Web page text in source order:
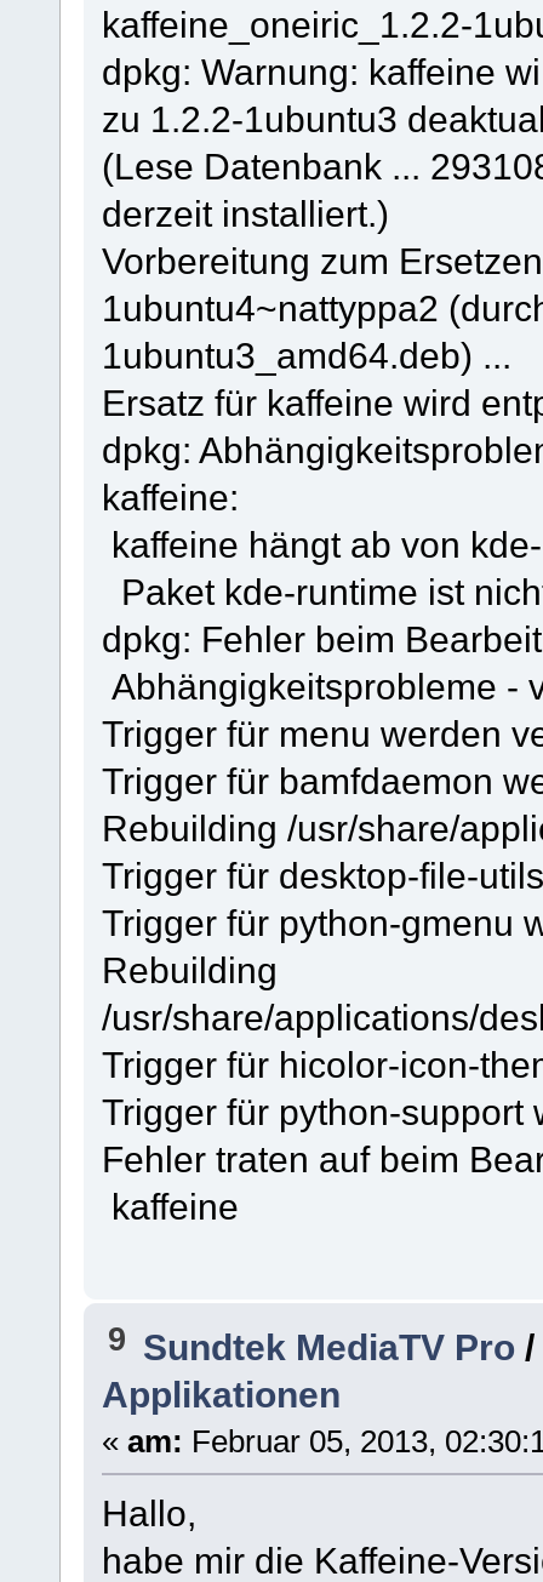
kaffeine_oneiric_1.2.2-
dpkg: Warnung: kaffeine
zu 1.2.2-1ubuntu3
(Lese Datenbank ...
derzeit installiert.)
Vorbereitung zum
1ubuntu4~nattyppa2
1ubuntu3_amd64.deb) ...
Ersatz für kaffeine wird
dpkg:
kaffeine:
kaffeine hängt ab von
Paket kde-runtime ist
dpkg: Fehler beim
Abhängigkeitsprobleme -
Trigger für menu werden
Trigger für bamfdaemon
Rebuilding /usr/share/
Trigger für desktop-file-
Trigger für python-gmenu
Rebuilding
/usr/share/applications/
Trigger für hicolor-icon-
Trigger für python-support
Fehler traten auf beim
kaffeine
9 Sundtek MediaTV Pro
Applikationen
« am: Februar 05, 2013,
Hallo,
habe mir die Kaffeine-